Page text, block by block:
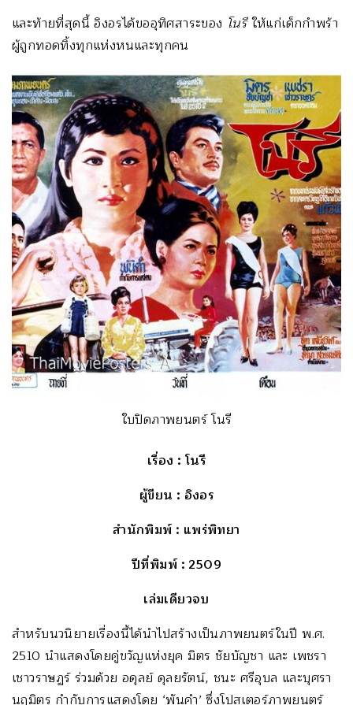
และท้ายที่สุดนี้ อิงอรได้ขออุทิศสาระของ โนรีให้แก่เด็กกำพร้า
ผู้ถูกทอดทิ้งทุกแห่งหนและทุกคน
ใบปิดภาพยนตร์ โนรี
เรื่อง : โนรี
ผู้ขียน : อิงอร
สำนักพิมพ์ : แพร่พิทยา
ปีที่พิมพ์ : 2509
เล่มเดียวจบ
สำหรับนวนิยายเรื่องนี้ได้นำไปสร้างเป็นภาพยนตร์ในปี พ.ศ.
2510 นำแสดงโดยคู่ขวัญแห่งยุค มิตร ชัยบัญชา และ เพชรา
เชาวราษฏร์ ร่วมด้วย อดุลย์ ดุลยรัตน์, ชนะ ศรีอุบล และบุศรา
นฤมิตร กำกับการแสดงโดย ‘พันคำ’ ซึ่งโปสเตอร์ภาพยนตร์